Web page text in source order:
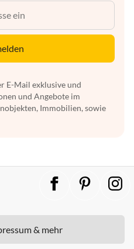
E-Mail exklusive und
und Angebote im
Immobilien, sowie
& mehr